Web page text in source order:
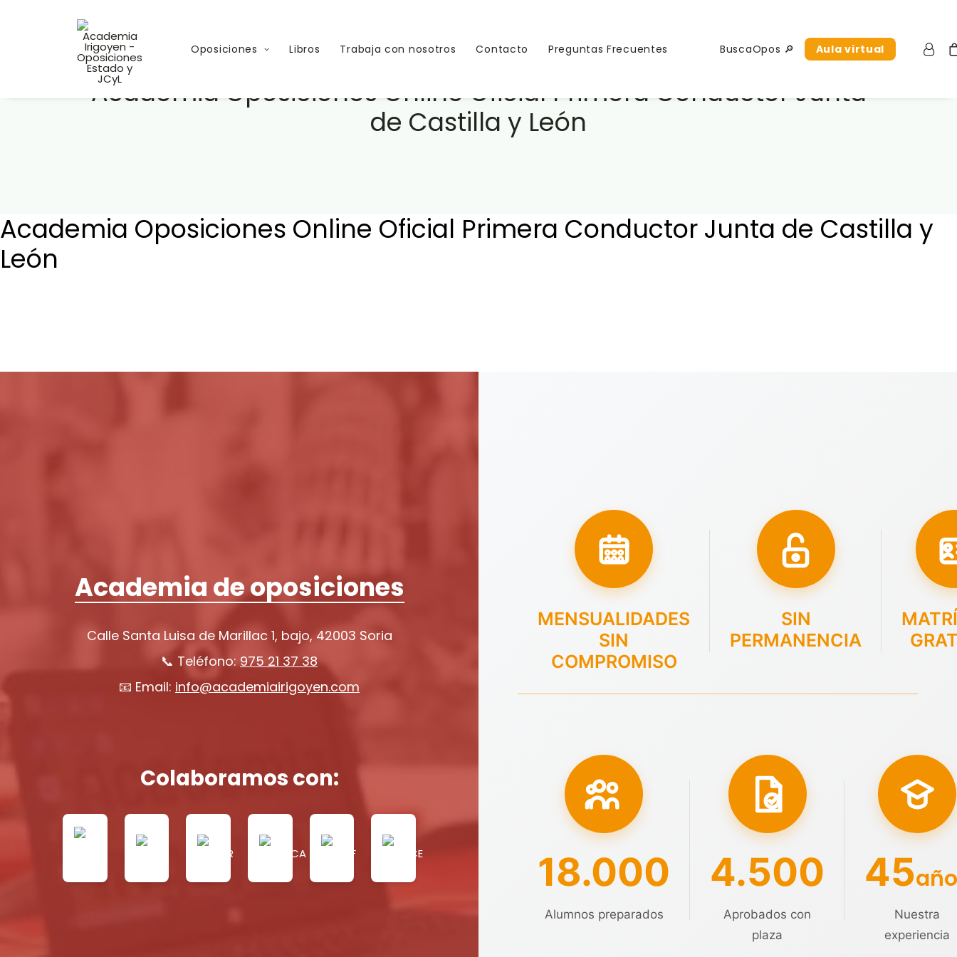
Oposiciones Libros Trabaja con nosotros Contacto Preguntas Frecuentes BuscaOpos 🔎 Aula virtual
Academia Oposiciones Online Oficial Primera Conductor Junta
de Castilla y León
Academia Oposiciones Online Oficial Primera Conductor Junta de Castilla y
León
Academia de oposiciones
Calle Santa Luisa de Marillac 1, bajo, 42003 Soria
📞 Teléfono: 975 21 37 38
📧 Email: info@academiairigoyen.com
Colaboramos con:
MENSUALIDADES
SIN
COMPROMISO
SIN
PERMANENCIA
18.000
Alumnos preparados
4.500
Aprobados con
plaza
45
Nuestra
experiencia